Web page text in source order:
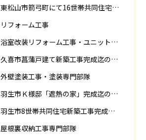
東松山市箭弓町にて16世帯共同住宅新築工事完成迄の紹介です。
リフォーム工事
浴室改装リフォーム工事・ユニットバス専門部隊
久喜市菖蒲戸建て新築工事完成迄の紹介
外壁塗装工事・塗装専門部隊
羽生市Ｋ様邸「遮熱の家」完成迄の紹介です
羽生市8世帯共同住宅新築工事完成迄の紹介
屋根裏収納工事専門部隊